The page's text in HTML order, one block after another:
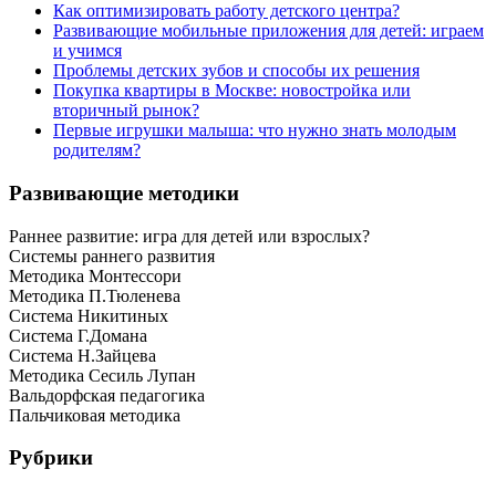
Как оптимизировать работу детского центра?
Развивающие мобильные приложения для детей: играем
и учимся
Проблемы детских зубов и способы их решения
Покупка квартиры в Москве: новостройка или
вторичный рынок?
Первые игрушки малыша: что нужно знать молодым
родителям?
Развивающие методики
Раннее развитие: игра для детей или взрослых?
Системы раннего развития
Методика Монтессори
Методика П.Тюленева
Система Никитиных
Система Г.Домана
Система Н.Зайцева
Методика Сесиль Лупан
Вальдорфская педагогика
Пальчиковая методика
Рубрики